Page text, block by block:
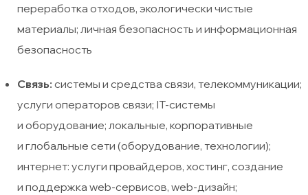
переработка отходов, экологически чистые
материалы; личная безопасность и информационная
безопасность
Связь: системы и средства связи, телекоммуникации;
услуги операторов связи; IT-системы
и оборудование; локальные, корпоративные
и глобальные сети (оборудование, технологии);
интернет: услуги провайдеров, хостинг, создание
и поддержка web-сервисов, web-дизайн;